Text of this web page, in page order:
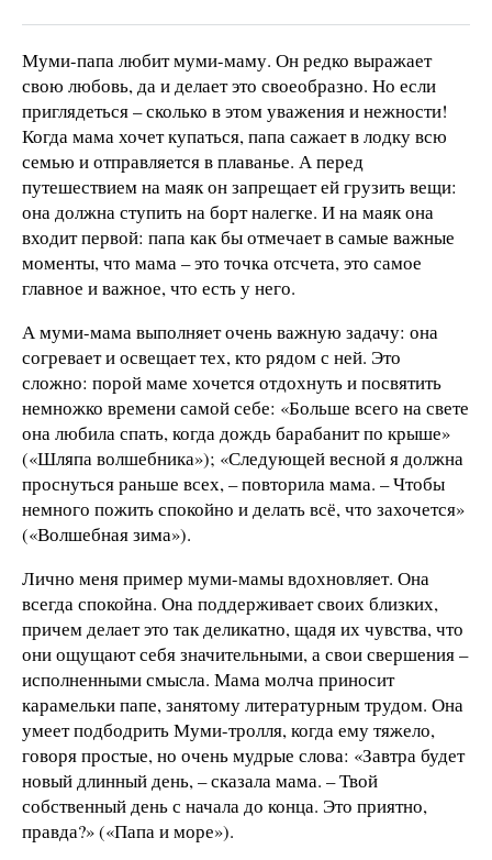
Муми-папа любит муми-маму. Он редко выражает
свою любовь, да и делает это своеобразно. Но если
приглядеться – сколько в этом уважения и нежности!
Когда мама хочет купаться, папа сажает в лодку всю
семью и отправляется в плаванье. А перед
путешествием на маяк он запрещает ей грузить вещи:
она должна ступить на борт налегке. И на маяк она
входит первой: папа как бы отмечает в самые важные
моменты, что мама – это точка отсчета, это самое
главное и важное, что есть у него.
А муми-мама выполняет очень важную задачу: она
согревает и освещает тех, кто рядом с ней. Это
сложно: порой маме хочется отдохнуть и посвятить
немножко времени самой себе: «Больше всего на свете
она любила спать, когда дождь барабанит по крыше»
(«Шляпа волшебника»); «Следующей весной я должна
проснуться раньше всех, – повторила мама. – Чтобы
немного пожить спокойно и делать всё, что захочется»
(«Волшебная зима»).
Лично меня пример муми-мамы вдохновляет. Она
всегда спокойна. Она поддерживает своих близких,
причем делает это так деликатно, щадя их чувства, что
они ощущают себя значительными, а свои свершения –
исполненными смысла. Мама молча приносит
карамельки папе, занятому литературным трудом. Она
умеет подбодрить Муми-тролля, когда ему тяжело,
говоря простые, но очень мудрые слова: «Завтра будет
новый длинный день, – сказала мама. – Твой
собственный день с начала до конца. Это приятно,
правда?» («Папа и море»).